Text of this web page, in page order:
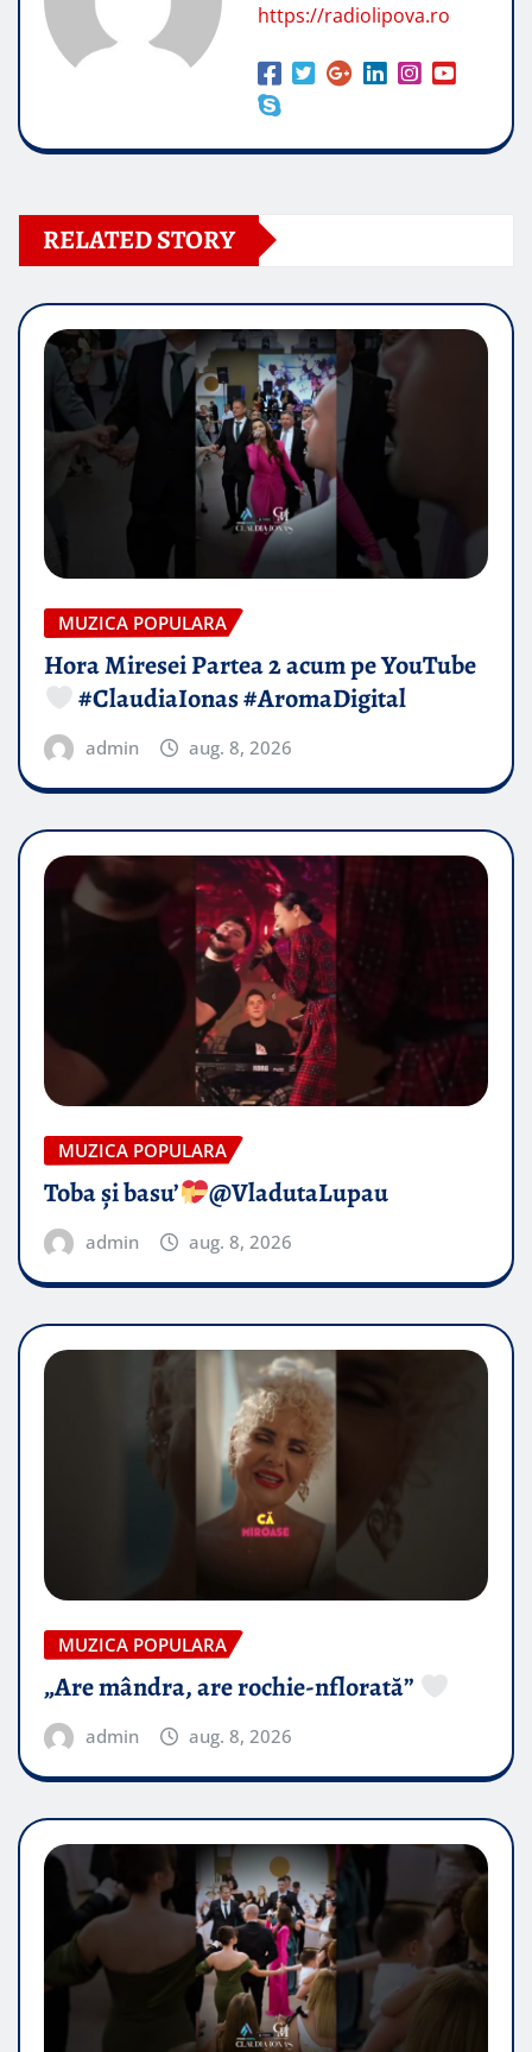
https://radiolipova.ro
RELATED STORY
MUZICA POPULARA
Hora Miresei Partea 2 acum pe YouTube
#ClaudiaIonas #AromaDigital
admin aug. 8, 2026
MUZICA POPULARA
Toba și basu’ @VladutaLupau
admin aug. 8, 2026
MUZICA POPULARA
„Are mândra, are rochie-nflorată”
admin aug. 8, 2026